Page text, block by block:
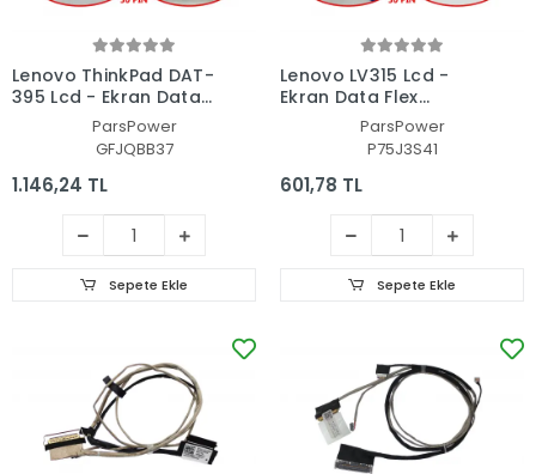
Lenovo ThinkPad DAT-
395 Lcd - Ekran Data
Flex KablosuParsPower
GFJQBB37
1.146,24 TL
Sepete Ekle
Lenovo LV315 Lcd -
Ekran Data Flex
ParsPower
P75J3S41
601,78 TL
Sepete Ekle